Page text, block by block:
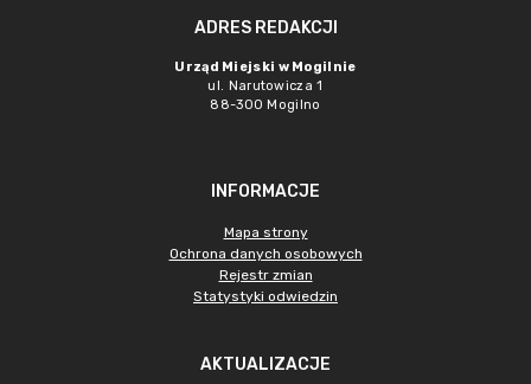
ADRES REDAKCJI
Urząd Miejski w Mogilnie
ul. Narutowicza 1
88-300 Mogilno
INFORMACJE
Mapa strony
Ochrona danych osobowych
Rejestr zmian
Statystyki odwiedzin
AKTUALIZACJE